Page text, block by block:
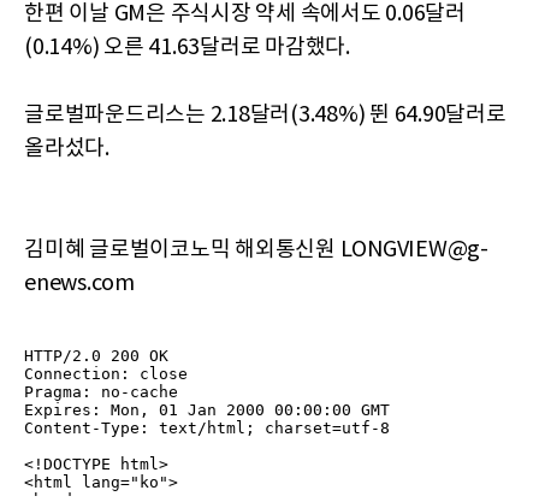
한편 이날 GM은 주식시장 약세 속에서도 0.06달러
(0.14%) 오른 41.63달러로 마감했다.
글로벌파운드리스는 2.18달러(3.48%) 뛴 64.90달러로
올라섰다.
김미혜 글로벌이코노믹 해외통신원 LONGVIEW@g-
enews.com